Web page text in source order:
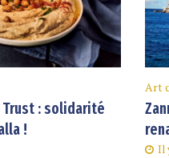
Trust : solidarité
!
Art
Il